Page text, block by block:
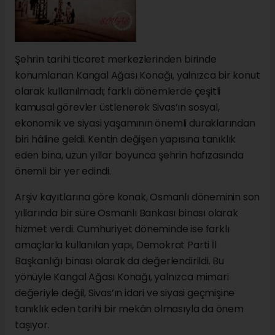
Şehrin tarihi ticaret merkezlerinden birinde
konumlanan Kangal Ağası Konağı, yalnızca bir konut
olarak kullanılmadı; farklı dönemlerde çeşitli
kamusal görevler üstlenerek Sivas’ın sosyal,
ekonomik ve siyasi yaşamının önemli duraklarından
biri hâline geldi. Kentin değişen yapısına tanıklık
eden bina, uzun yıllar boyunca şehrin hafızasında
önemli bir yer edindi.
Arşiv kayıtlarına göre konak, Osmanlı döneminin son
yıllarında bir süre Osmanlı Bankası binası olarak
hizmet verdi. Cumhuriyet döneminde ise farklı
amaçlarla kullanılan yapı, Demokrat Parti İl
Başkanlığı binası olarak da değerlendirildi. Bu
yönüyle Kangal Ağası Konağı, yalnızca mimari
değeriyle değil, Sivas’ın idari ve siyasi geçmişine
tanıklık eden tarihi bir mekân olmasıyla da önem
taşıyor.